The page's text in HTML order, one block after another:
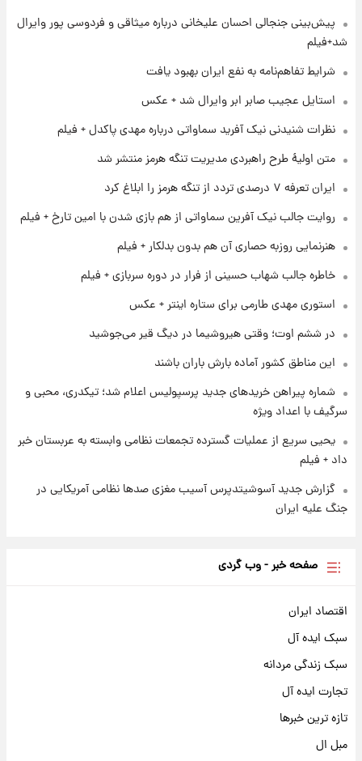
۱ روز پیش
۱ روز پیش
شارژ جدید کالابرگ برای سه دهک؛ جزئیات اعلام
۱ روز پیش
شرایط تازه فروش اقساطی سایپا اعلام شد؛
شاهین، کوییک، اطلس، سهند و ساینا با اقساط
بلندمدت + جدول
سیگنال‌های جدید برای بازار طلا؛ پیش‌بینی
قیمت سکه و طلا فردا
پیش‌بینی جنجالی احسان علیخانی درباره میثاقی و فردوسی پور وایرال
شد+فیلم
شرایط تفاهم‌نامه به نفع ایران بهبود یافت
استایل عجیب صابر ابر وایرال شد + عکس
نظرات شنیدنی نیک آفرید سماواتی درباره مهدی پاکدل + فیلم
متن اولیۀ طرح راهبردی مدیریت تنگه هرمز منتشر شد
ایران تعرفه ۷ درصدی تردد از تنگه هرمز را ابلاغ کرد
روایت جالب نیک آفرین سماواتی از هم بازی شدن با امین تارخ + فیلم
هنرنمایی روزبه حصاری آن هم بدون بدلکار + فیلم
خاطره جالب شهاب حسینی از فرار در دوره سربازی + فیلم
استوری مهدی طارمی برای ستاره اینتر + عکس
در ششم اوت؛ وقتی هیروشیما در دیگ قیر می‌جوشید
این مناطق کشور آماده بارش باران باشند
شماره پیراهن خریدهای جدید پرسپولیس اعلام شد؛ تیکدری، محبی و
سرگیف با اعداد ویژه
یحیی سریع از عملیات گسترده تجمعات نظامی وابسته به عربستان خبر
داد + فیلم
گزارش جدید آسوشیتدپرس آسیب مغزی صدها نظامی آمریکایی در
جنگ علیه ایران
صفحه خبر - وب گردی
اقتصاد ایران
سبک ایده آل
سبک زندگی مردانه
تجارت ایده آل
تازه ترین خبرها
مبل ال